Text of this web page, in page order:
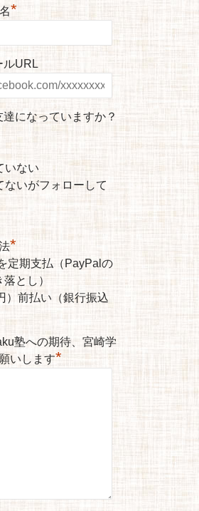
*
ルURL
になっていますか？
いない
ないがフォローして
*
定期支払（PayPalの
とし）
）前払い（銀行振込
塾への期待、宮崎学
いします*